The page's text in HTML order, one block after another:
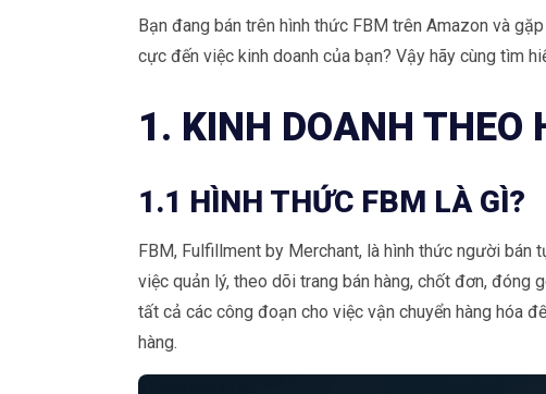
Bạn đang bán trên hình thức FBM trên Amazon và
cực đến việc kinh doanh của bạn? Vậy hãy cùng tìm
1. KINH DOANH
1.1 HÌNH THỨC FBM LÀ GÌ?
FBM, Fulfillment by Merchant, là hình thức người bán
việc quản lý, theo dõi trang bán hàng, chốt đơn, đóng
tất cả các công đoạn cho việc vận chuyển hàng hóa
hàng.